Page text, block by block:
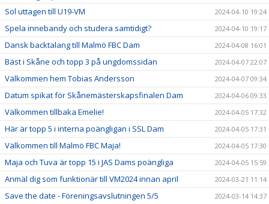
Sol uttagen till U19-VM
2024-04-10 19:24
Spela innebandy och studera samtidigt? 2024-04-10 19:17
Dansk backtalang till Malmö FBC Dam 2024-04-08 16:01
Bäst i Skåne och topp 3 på ungdomssidan 2024-04-07 22:07
Välkommen hem Tobias Andersson 2024-04-07 09:34
Datum spikat för Skånemästerskapsfinalen Dam 2024-04-06 09:33
Välkommen tillbaka Emelie! 2024-04-05 17:32
Här är topp 5 i interna poängligan i SSL Dam 2024-04-05 17:31
Välkommen till Malmö FBC Maja! 2024-04-05 17:30
Maja och Tuva är topp 15 i JAS Dams poängliga 2024-04-05 15:59
Anmäl dig som funktionär till VM2024 innan april 2024-03-21 11:14
Save the date - Föreningsavslutningen 5/5 2024-03-14 14:37